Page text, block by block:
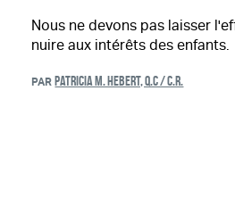
Nous ne devons pas laisser
nuire aux intérêts des enfants.
PAR PATRICIA M. HEBERT, Q.C / C.R.